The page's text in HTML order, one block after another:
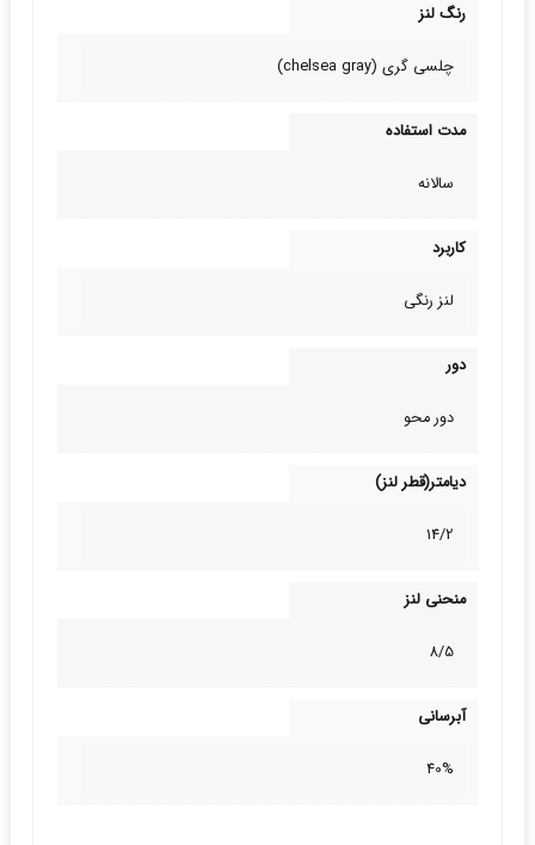
رنگ لنز
چلسی گری (chelsea gray)
مدت استفاده
سالانه
کاربرد
لنز رنگی
دور
دور محو
دیامتر(قطر لنز)
14/2
منحنی لنز
8/5
آبرسانی
40%